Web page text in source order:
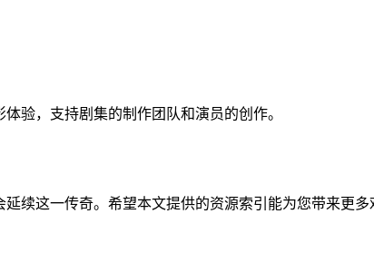
验，支持剧集的制作团队和演员的创作。
续这一传奇。希望本文提供的资源索引能为您带来更